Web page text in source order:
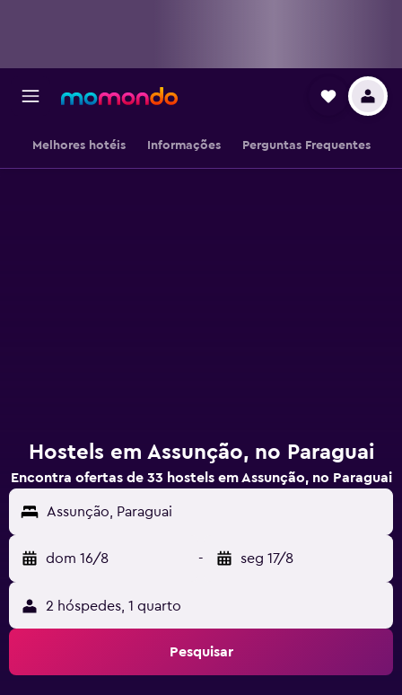
Melhores hotéis Informações Perguntas Frequentes
Hostels em Assunção, no Paraguai
Encontra ofertas de 33 hostels em Assunção, no Paraguai
Assunção, Paraguai
dom 16/8 - seg 17/8
2 hóspedes, 1 quarto
Pesquisar